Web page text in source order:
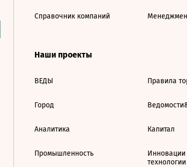
Справочник компаний
Наши проекты
ВЕДЫ
Город
Аналитика
Промышленность
Правила
Капитал
Инновации
технологии